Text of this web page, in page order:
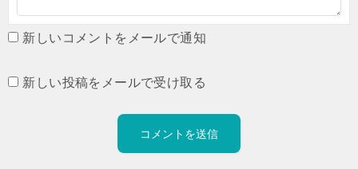
新しいコメントをメールで通知
新しい投稿をメールで受け取る